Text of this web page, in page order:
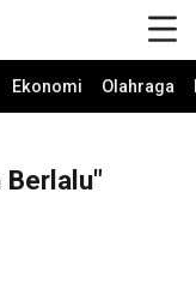
Ekonomi Olahraga
Berlalu"